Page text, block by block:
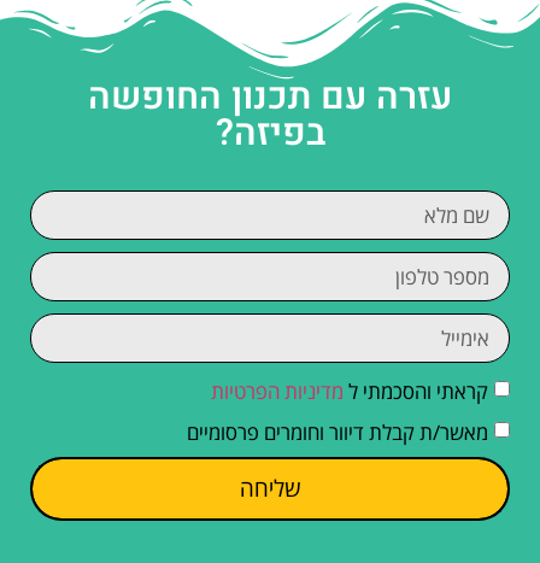
עזרה עם תכנון החופשה
בפיזה?
קראתי והסכמתי ל מדיניות הפרטיות
מאשר/ת קבלת דיוור וחומרים פרסומיים
שליחה